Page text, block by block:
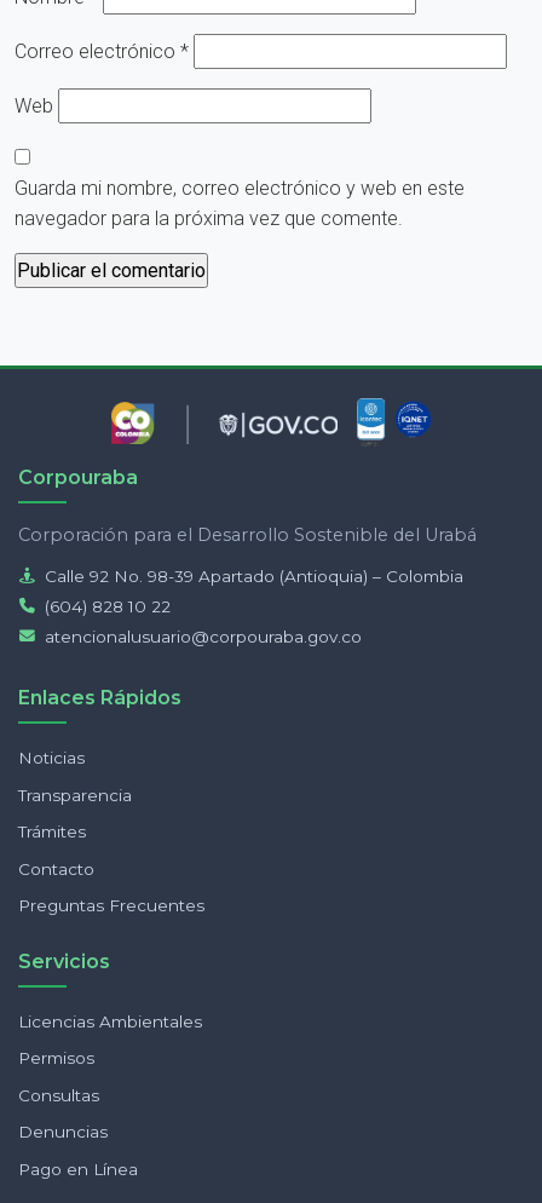
Correo electrónico *
Web
Guarda mi nombre, correo electrónico y web en este
navegador para la próxima vez que comente.
Corpouraba
Corporación para el Desarrollo Sostenible del Urabá
Calle 92 No. 98-39 Apartado (Antioquia) – Colombia
(604) 828 10 22
atencionalusuario@corpouraba.gov.co
Enlaces Rápidos
Noticias
Transparencia
Trámites
Contacto
Preguntas Frecuentes
Servicios
Licencias Ambientales
Permisos
Consultas
Denuncias
Pago en Línea